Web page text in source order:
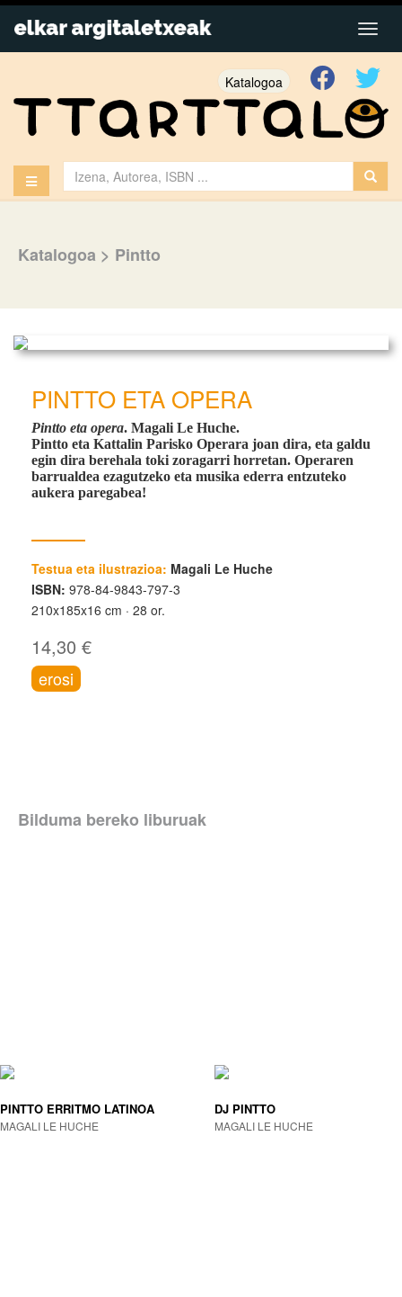
Katalogoa
Katalogoa > Pintto
PINTTO ETA OPERA
Pintto eta opera. Magali Le Huche.
Pintto eta Kattalin Parisko Operara joan dira, eta galdu
egin dira berehala toki zoragarri horretan. Operaren
barrualdea ezagutzeko eta musika ederra entzuteko
aukera paregabea!
Testua eta ilustrazioa: Magali Le Huche
ISBN: 978-84-9843-797-3
210x185x16 cm
28 or.
14,30 €
erosi
Bilduma bereko liburuak
PINTTO ERRITMO LATINOA
MAGALI LE HUCHE
DJ PINTTO
MAGALI LE HUCHE